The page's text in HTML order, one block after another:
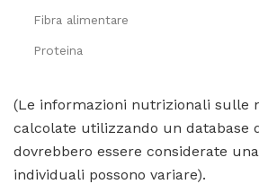
Fibra alimentare
Proteina
(Le informazioni nutrizionali sulle
calcolate utilizzando un database
dovrebbero essere considerate
individuali possono variare).